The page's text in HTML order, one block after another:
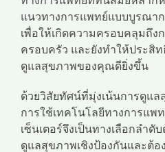
แนวทางการแพทย์แบบบูรณากา
เพื่อให้เกิดความครอบคลุมถึ
ครอบครัว และยังทำให้ประสิ
ดูแลสุขภาพของคุณดียิ่งขึ้น
ด้วยวิสัยทัศน์ที่มุ่งเน้นการดูแ
การใช้เทคโนโลยีทางการแ
เซ็นเตอร์จึงเป็นทางเลือกลำดั
ดูแลสุขภาพเชิงป้องกันและต้อ